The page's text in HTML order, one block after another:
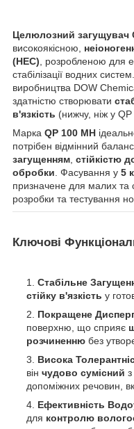
Целюлозний загущувач
високоякісною,
(HEC), розробленою для
стабілізації водних
виробництва DOW
здатністю створювати
в'язкість (нижчу, ніж у QP
Марка QP 100 MH
потрібен відмінний
загущенням, стійкістю
обробки. Фасування у 5
призначене для малих та
розробки та тестування
Ключові
Стабільне
стійку в'язкість у
Покращене
поверхню, що сприяє
розчиненню без
Висока
він чудово сумісний
допоміжних речовин,
Ефективність
для контролю